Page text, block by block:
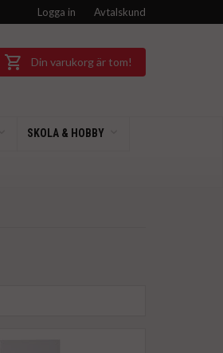
Logga in Avtalskund
Din varukorg är tom!
SKOLA & HOBBY